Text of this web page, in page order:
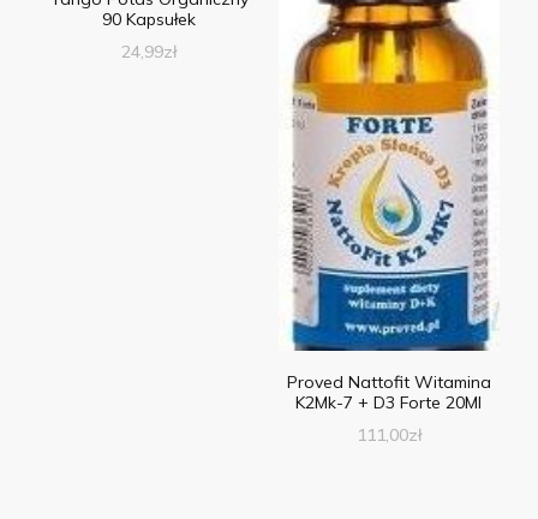
90 Kapsułek
24,99zł
Proved Nattofit Witamina
K2Mk-7 + D3 Forte 20Ml
111,00zł